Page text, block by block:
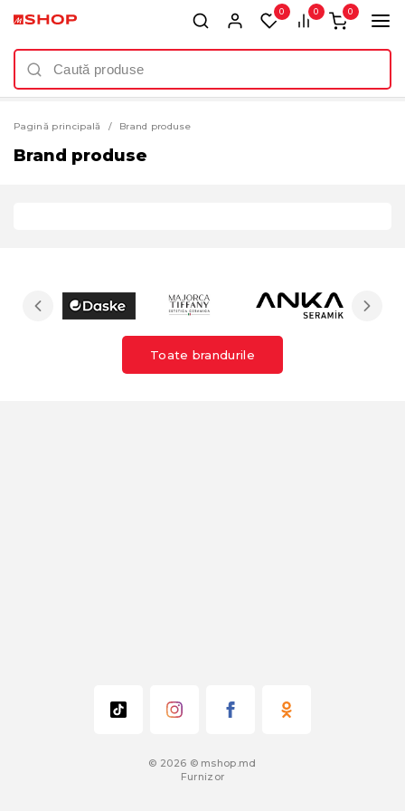
0 0 0
Pagină principală Brand produse
Brand produse
Toate brandurile
© 2026 © mshop.md
Furnizor